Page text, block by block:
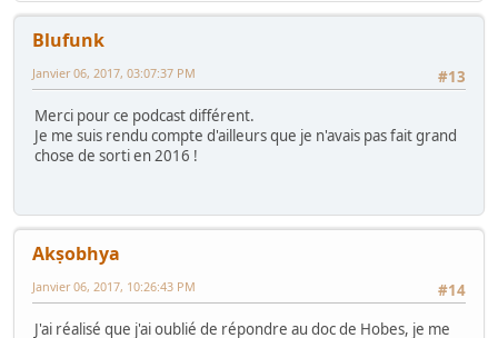
Blufunk
#13
Janvier 06, 2017, 03:07:37 PM
Merci pour ce podcast différent.
Je me suis rendu compte d'ailleurs que je n'avais pas fait grand
chose de sorti en 2016 !
Akṣobhya
#14
Janvier 06, 2017, 10:26:43 PM
J'ai réalisé que j'ai oublié de répondre au doc de Hobes, je me